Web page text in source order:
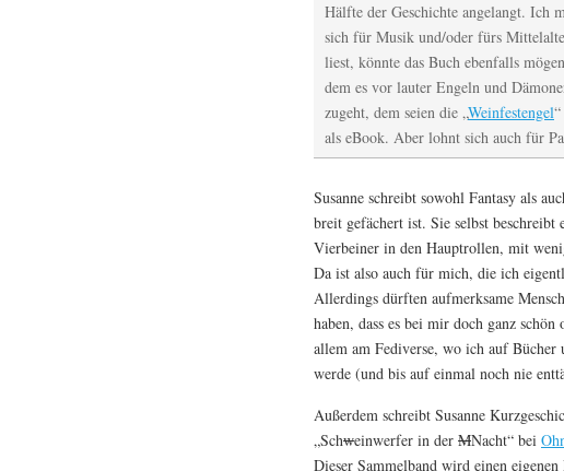
Hälfte der Geschichte angelangt. Ich
sich für Musik und/oder fürs
liest, könnte das Buch ebenfalls
dem es vor lauter Engeln und
zugeht, dem seien die „Weinfestengel
als eBook. Aber lohnt sich auch für
Susanne schreibt sowohl Fantasy als
breit gefächert ist. Sie selbst
Vierbeiner in den Hauptrollen, mit
Da ist also auch für mich, die ich
Allerdings dürften aufmerksame
haben, dass es bei mir doch ganz
allem am Fediverse, wo ich auf Bücher
werde (und bis auf einmal noch nie
Außerdem schreibt Susanne
„Schweinwerfer in der MNacht“ bei
Dieser Sammelband wird einen